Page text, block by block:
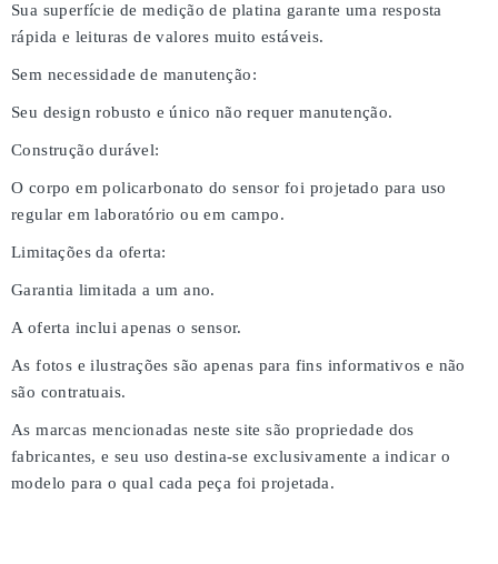
Sua superfície de medição de platina garante uma resposta
rápida e leituras de valores muito estáveis.
Sem necessidade de manutenção:
Seu design robusto e único não requer manutenção.
Construção durável:
O corpo em policarbonato do sensor foi projetado para uso
regular em laboratório ou em campo.
Limitações da oferta:
Garantia limitada a um ano.
A oferta inclui apenas o sensor.
As fotos e ilustrações são apenas para fins informativos e não
são contratuais.
As marcas mencionadas neste site são propriedade dos
fabricantes, e seu uso destina-se exclusivamente a indicar o
modelo para o qual cada peça foi projetada.